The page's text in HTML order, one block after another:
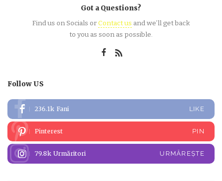
Got a Questions?
Find us on Socials orContact us and we’ll get back
to you as soon as possible.
Follow US
236.1k Fani LIKE
Pinterest PIN
79.8k Urmăritori URMĂREȘTE